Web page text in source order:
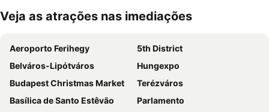
Ampliar mapa
Veja as atrações nas imediações
Aeroporto Ferihegy
5th District
Belváros-Lipótváros
Hungexpo
Budapest Christmas Market
Terézváros
Basílica de Santo Estêvão
Parlamento